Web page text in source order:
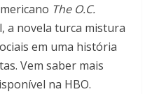
The O.C.
a novela turca mistura
em uma história
Vem saber mais
na HBO.